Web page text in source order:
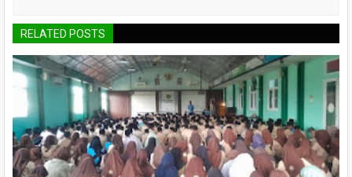
RELATED POSTS